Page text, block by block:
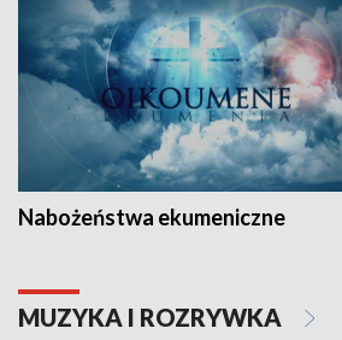
Nabożeństwa ekumeniczne
MUZYKA I ROZRYWKA